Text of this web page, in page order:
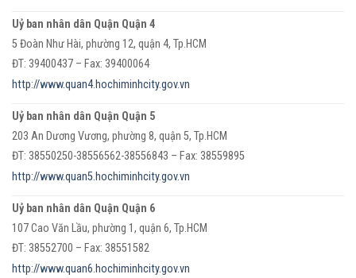
Uỷ ban nhân dân Quận Quận 4
5 Đoàn Như Hài, phường 12, quận 4, Tp.HCM
ĐT: 39400437 – Fax: 39400064
http://www.quan4.hochiminhcity.gov.vn
Uỷ ban nhân dân Quận Quận 5
203 An Dương Vương, phường 8, quận 5, Tp.HCM
ĐT: 38550250-38556562-38556843 – Fax: 38559895
http://www.quan5.hochiminhcity.gov.vn
Uỷ ban nhân dân Quận Quận 6
107 Cao Văn Lầu, phường 1, quận 6, Tp.HCM
ĐT: 38552700 – Fax: 38551582
http://www.quan6.hochiminhcity.gov.vn